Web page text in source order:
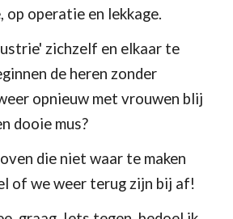
op operatie en lekkage.
zichzelf en elkaar te
de heren zonder
opnieuw met vrouwen blij
dooie mus?
die niet waar te maken
of we weer terug zijn bij af!